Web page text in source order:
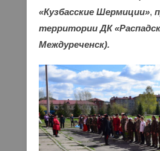
«Кузбасские Шермиции»,
территории ДК
Междуреченск).